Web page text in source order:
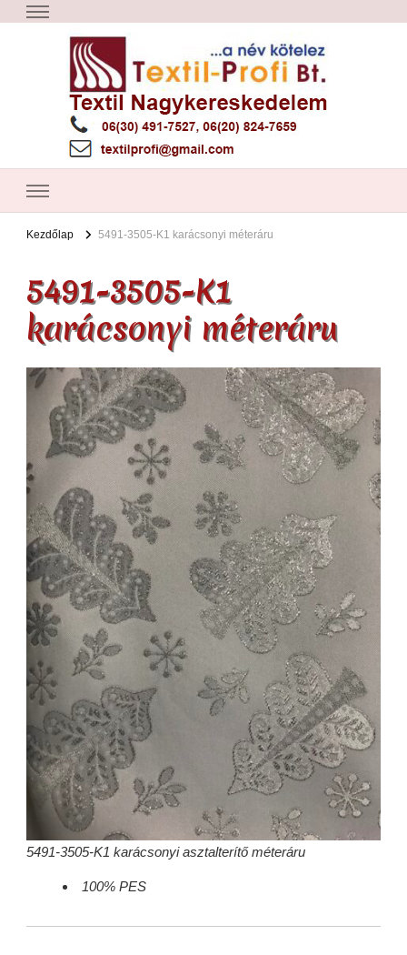
Textil Győr
Textil nagykereskedelem – Győr
Kezdőlap 5491-3505-K1 karácsonyi méteráru
5491-3505-K1
karácsonyi méteráru
5491-3505-K1 karácsonyi asztalterítő méteráru
100% PES